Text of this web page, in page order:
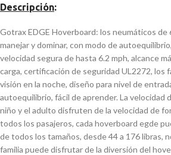
Descripción:
Gotrax EDGE Hoverboard: los neumáticos de
manejar y dominar, con modo de
velocidad segura de hasta 6.2 mph, alcance
carga, certificación de seguridad UL2272, los
visión en la noche, diseño para nivel de
autoequilibrio, fácil de aprender. La velocidad
niño y el adulto disfruten de la velocidad de
todos los pasajeros, cada hoverboard egde
de todos los tamaños, desde 44 a 176 libras,
familia puede disfrutar de la diversión del